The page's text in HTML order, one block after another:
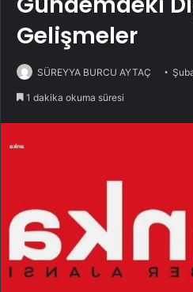
Gelişmeler
SÜREYYA BURCU AYTAÇ
1 dakika okuma süresi